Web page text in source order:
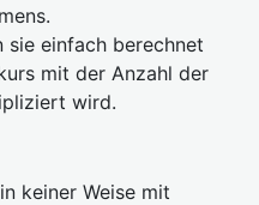
sie einfach berechnet
mit der Anzahl der
wird.
keiner Weise mit